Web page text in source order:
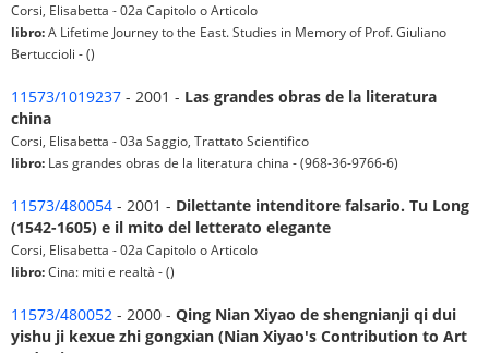
Corsi, Elisabetta - 02a Capitolo o Articolo
libro:A Lifetime Journey to the East. Studies in Memory of Prof. Giuliano
Bertuccioli - ()
11573/1019237 - 2001 - Las grandes obras de la literatura
china
Corsi, Elisabetta - 03a Saggio, Trattato Scientifico
libro: Las grandes obras de la literatura china - (968-36-9766-6)
11573/480054 - 2001 - Dilettante intenditore falsario. Tu Long
(1542-1605) e il mito del letterato elegante
Corsi, Elisabetta - 02a Capitolo o Articolo
libro:Cina: miti e realtà - ()
11573/480052 - 2000 - Qing Nian Xiyao de shengnianji qi dui
yishu ji kexue zhi gongxian (Nian Xiyao's Contribution to Art